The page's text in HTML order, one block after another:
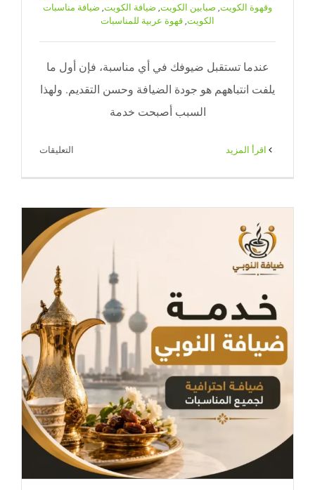
وقهوة الكويت صبابين الكويت ضيافة الكويت ضيافة مناسبات
الكويت قهوة عربية للمناسبات
عندما تستقبل ضيوفك في أي مناسبة، فإن أول ما
يلفت انتباههم هو جودة الضيافة وحسن التقديم. ولهذا
السبب أصبحت خدمة
التعليقات
|
ضيافة
احترافية
في
الكويت